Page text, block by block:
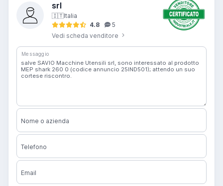
srl
🇮🇹Italia
4.8
5
Vedi scheda venditore
Messaggio
Nome o azienda
Telefono
Email